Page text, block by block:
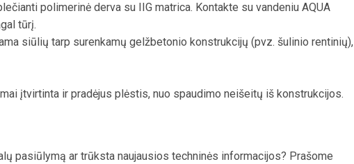
polimerinė derva su IIG matrica. Kontakte su vandeniu AQUA
tūrį.
siūlių tarp surenkamų gelžbetonio konstrukcijų (pvz. šulinio rentinių),
įtvirtinta ir pradėjus plėstis, nuo spaudimo neišeitų iš konstrukcijos.
pasiūlymą ar trūksta naujausios techninės informacijos? Prašome